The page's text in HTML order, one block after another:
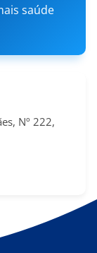
saúde
Nº 222,